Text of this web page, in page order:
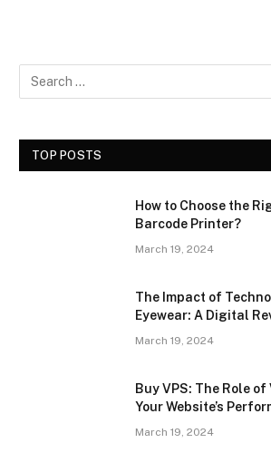
TOP POSTS
How to Choose the
Barcode Printer?
March 19, 2024
The Impact of
Eyewear: A Digital
March 19, 2024
Buy VPS: The Role
Your Website’s
March 19, 2024